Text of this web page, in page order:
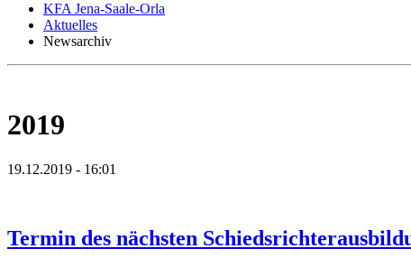
KFA Jena-Saale-Orla
Aktuelles
Newsarchiv
2019
19.12.2019 - 16:01
Termin des nächsten